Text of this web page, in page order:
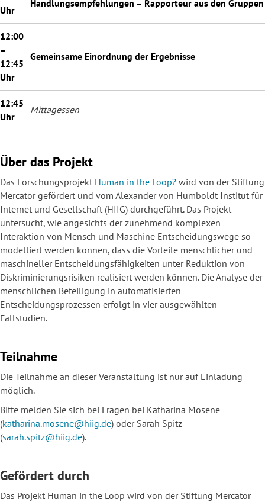
Uhr
Handlungsempfehlungen – Rapporteur aus den Gruppen
12:00
–
12:45
Uhr
Gemeinsame Einordnung der Ergebnisse
12:45
Uhr
Mittagessen
Über das Projekt
Das Forschungsprojekt Human in the Loop? wird von der Stiftung
Mercator gefördert und vom Alexander von Humboldt Institut für
Internet und Gesellschaft (HIIG) durchgeführt. Das Projekt
untersucht, wie angesichts der zunehmend komplexen
Interaktion von Mensch und Maschine Entscheidungswege so
modelliert werden können, dass die Vorteile menschlicher und
maschineller Entscheidungsfähigkeiten unter Reduktion von
Diskriminierungsrisiken realisiert werden können. Die Analyse der
menschlichen Beteiligung in automatisierten
Entscheidungsprozessen erfolgt in vier ausgewählten
Fallstudien.
Teilnahme
Die Teilnahme an dieser Veranstaltung ist nur auf Einladung
möglich.
Bitte melden Sie sich bei Fragen bei Katharina Mosene
(katharina.mosene@hiig.de) oder Sarah Spitz
(sarah.spitz@hiig.de).
Gefördert durch
Das Projekt Human in the Loop wird von der Stiftung Mercator